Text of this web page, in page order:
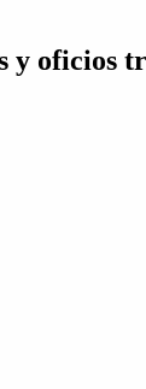
y oficios